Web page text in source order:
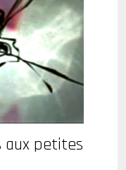
aux petites